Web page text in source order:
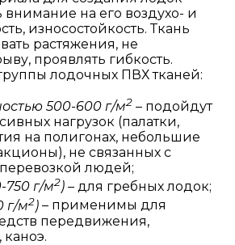
внимание на его воздухо- и
износостойкость. Ткань
растяжения, не
проявлять гибкость.
лодочных ПВХ тканей:
500-600 г/м2 – подойдут
нагрузок (палатки,
на полигонах, небольшие
не связанных с
людей;
750 г/м2) – для гребных лодок;
г/м2) – применимы для
передвижения,
каноэ.